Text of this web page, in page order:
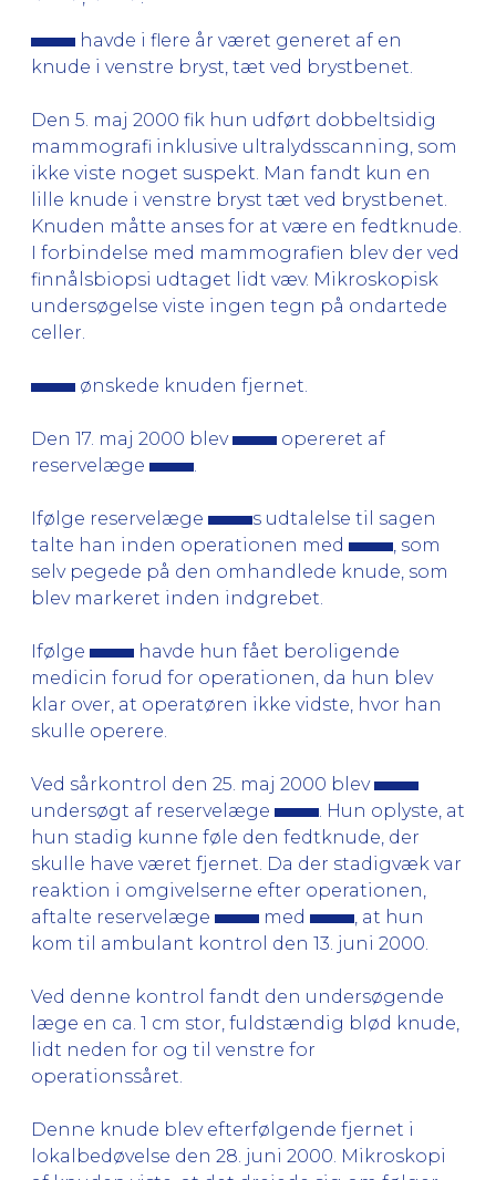
havde i flere år været generet af en
knude i venstre bryst, tæt ved brystbenet.
Den 5. maj 2000 fik hun udført dobbeltsidig
mammografi inklusive ultralydsscanning, som
ikke viste noget suspekt. Man fandt kun en
lille knude i venstre bryst tæt ved brystbenet.
Knuden måtte anses for at være en fedtknude.
I forbindelse med mammografien blev der ved
finnålsbiopsi udtaget lidt væv. Mikroskopisk
undersøgelse viste ingen tegn på ondartede
celler.
ønskede knuden fjernet.
Den 17. maj 2000 blev
opereret af
reservelæge
Ifølge reservelæge
s udtalelse til sagen
talte han inden operationen med
, som
selv pegede på den omhandlede knude, som
blev markeret inden indgrebet.
Ifølge
havde hun fået beroligende
medicin forud for operationen, da hun blev
klar over, at operatøren ikke vidste, hvor han
skulle operere.
Ved sårkontrol den 25. maj 2000 blev
undersøgt af reservelæge
. Hun oplyste, at
hun stadig kunne føle den fedtknude, der
skulle have været fjernet. Da der stadigvæk var
reaktion i omgivelserne efter operationen,
aftalte reservelæge
med
, at hun
kom til ambulant kontrol den 13. juni 2000.
Ved denne kontrol fandt den undersøgende
læge en ca. 1 cm stor, fuldstændig blød knude,
lidt neden for og til venstre for
operationssåret.
Denne knude blev efterfølgende fjernet i
lokalbedøvelse den 28. juni 2000. Mikroskopi